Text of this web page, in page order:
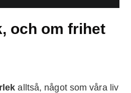
och om frihet
alltså, något som våra liv